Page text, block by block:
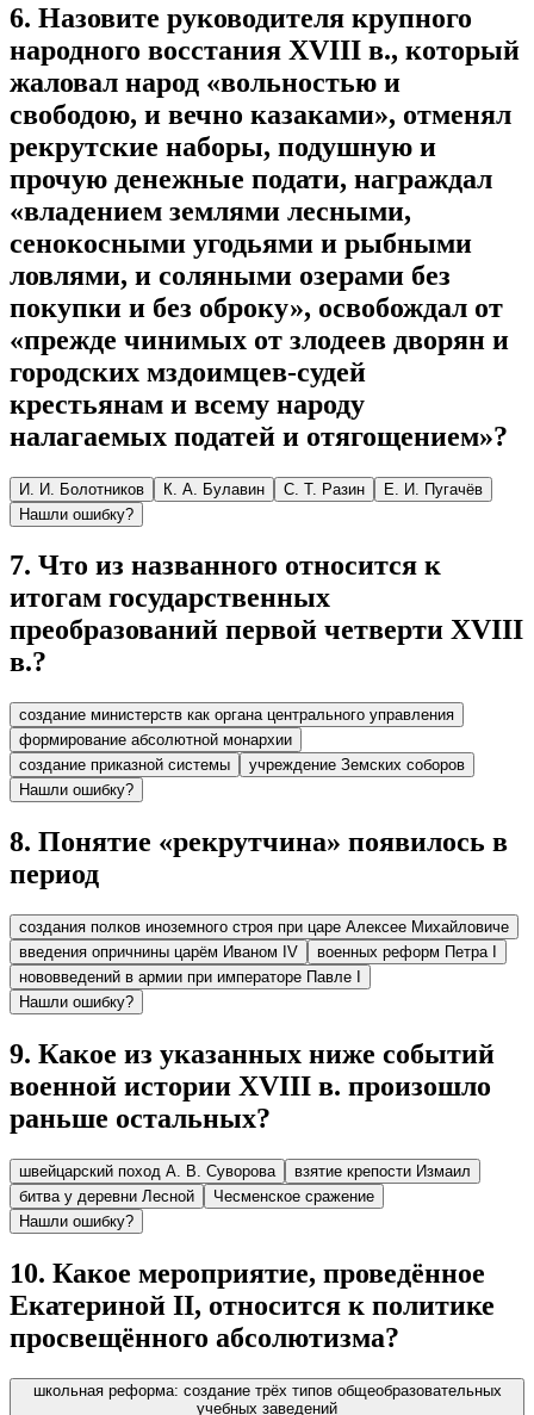
6. Назовите руководителя крупного
народного восстания XVIII в., который
жаловал народ «вольностью и
свободою, и вечно казаками», отменял
рекрутские наборы, подушную и
прочую денежные подати, награждал
«владением землями лесными,
сенокосными угодьями и рыбными
ловлями, и соляными озерами без
покупки и без оброку», освобождал от
«прежде чинимых от злодеев дворян и
городских мздоимцев-судей
крестьянам и всему народу
налагаемых податей и отягощением»?
И. И. Болотников К. А. Булавин С. Т. Разин
Е. И. Пугачёв
Нашли ошибку?
7. Что из названного относится к
итогам государственных
преобразований первой четверти XVIII
в.?
создание министерств как органа центрального управления
формирование абсолютной монархии
создание приказной системы
учреждение Земских соборов
Нашли ошибку?
8. Понятие «рекрутчина» появилось в
период
создания полков иноземного строя при царе Алексее Михайловиче
введения опричнины царём Иваном IV
военных реформ Петра I
нововведений в армии при императоре Павле I
Нашли ошибку?
9. Какое из указанных ниже событий
военной истории XVIII в. произошло
раньше остальных?
швейцарский поход А. В. Суворова
взятие крепости Измаил
битва у деревни Лесной
Чесменское сражение
Нашли ошибку?
10. Какое мероприятие, проведённое
Екатериной II, относится к политике
просвещённого абсолютизма?
школьная реформа: создание трёх типов общеобразовательных
учебных заведений